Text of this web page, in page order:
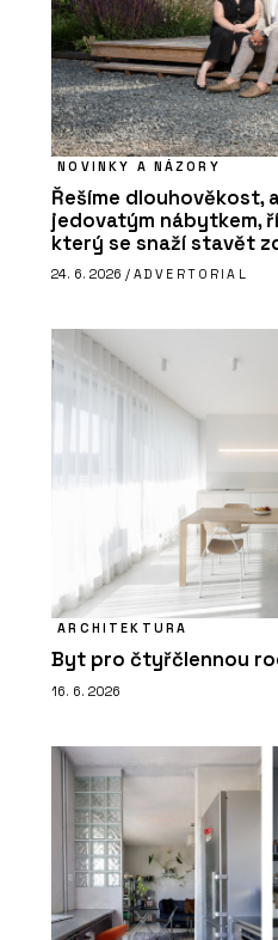
NOVINKY A NÁZORY
Řešíme dlouhověkost,
jedovatým nábytkem,
který se snaží stavět
24. 6. 2026 / ADVERTORIAL
ARCHITEKTURA
Byt pro čtyřčlennou
16. 6. 2026